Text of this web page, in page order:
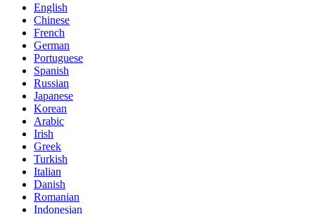
English
Chinese
French
German
Portuguese
Spanish
Russian
Japanese
Korean
Arabic
Irish
Greek
Turkish
Italian
Danish
Romanian
Indonesian